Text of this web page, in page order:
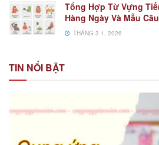
Tổng Hợp Từ Vựng
Hàng Ngày Và Mẫu
THÁNG 3 1, 2026
TIN NỔI BẬT